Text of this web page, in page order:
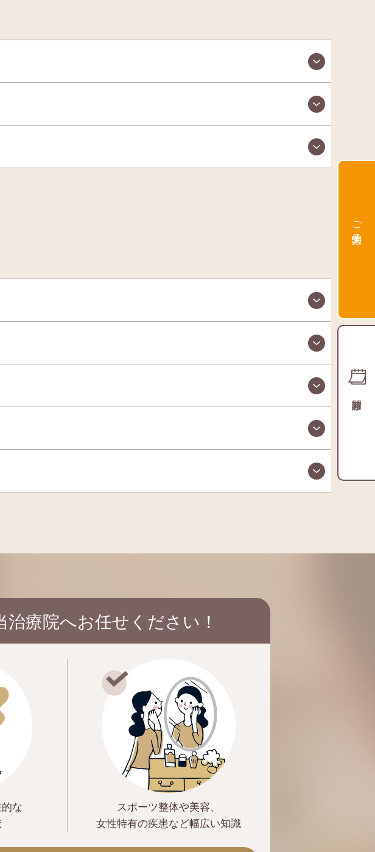
ご予約方法
治療院へお任せください！
な
スポーツ整体や美容、
女性特有の疾患など幅広い知識